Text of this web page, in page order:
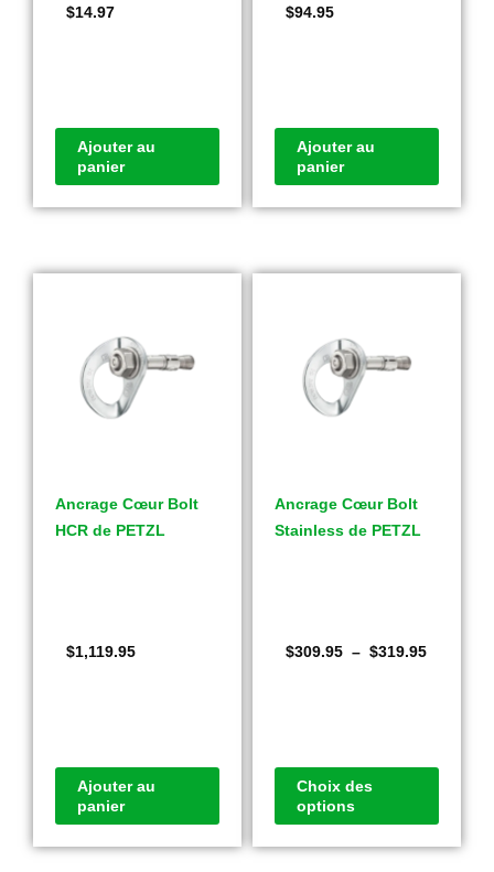
$14.97
Ajouter au
panier
$94.95
Ajouter au
panier
Ancrage Cœur Bolt
HCR de PETZL
$1,119.95
Ajouter au
panier
Ancrage Cœur Bolt
Stainless de PETZL
$309.95 – $319.95
Choix des
options